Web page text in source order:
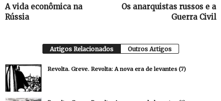
A vida econômica na
Rússia
Os anarquistas russos e a
Guerra Civil
Artigos Relacionados Outros Artigos
Revolta. Greve. Revolta: A nova era de levantes (7)